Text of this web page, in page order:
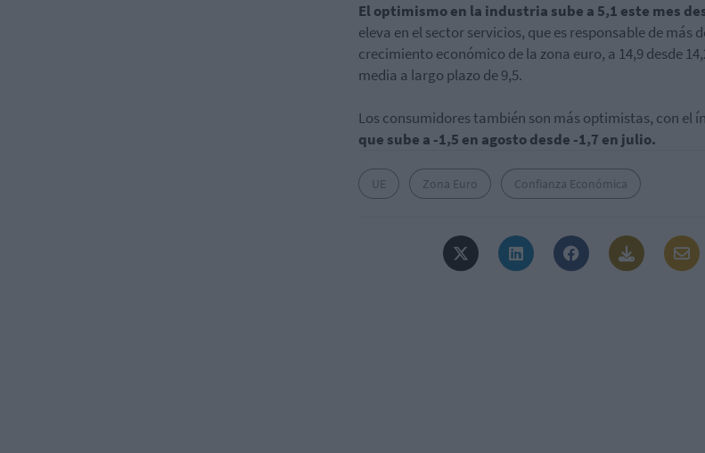
El optimismo en la industria sube a 5,1 este mes
eleva en el sector servicios, que es responsable de más
crecimiento económico de la zona euro, a 14,9 desde
media a largo plazo de 9,5.
Los consumidores también son más optimistas, con el
que sube a -1,5 en agosto desde -1,7 en julio.
UE Zona Euro Confianza Económica